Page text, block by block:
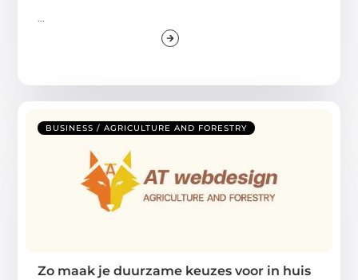
BUSINESS / AGRICULTURE AND FORESTRY
Zo maak je duurzame keuzes voor in huis